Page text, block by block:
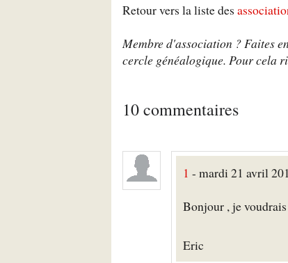
Retour vers la liste des
Membre d'association ? Faites
cercle généalogique. Pour cela
10 commentaires
1 - mardi 21 avril
Bonjour , je
Eric